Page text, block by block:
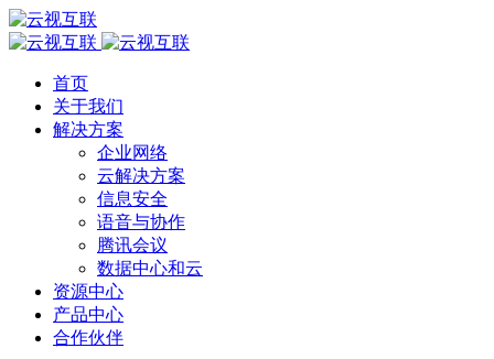
首页
关于我们
解决方案
企业网络
云解决方案
信息安全
语音与协作
腾讯会议
数据中心和云
资源中心
产品中心
合作伙伴